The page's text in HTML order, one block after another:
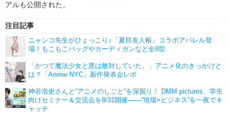
アルも公開された。
注目記事
ニャンコ先生がひょっこり♪「夏目友人帳」コラボアパレル登
場！もこもこバッグやカーディガンなど全8型
「かつて魔法少女と悪は敵対していた。」アニメ化のきっかけと
は？「Anime NYC」新作発表会レポ
神谷浩史さんと“アニメのしごと”を深掘り！ DMM pictures、学生
向けセミナー＆交流会を8/31開催――“現場×ビジネス”を一夜でキ
ャッチ